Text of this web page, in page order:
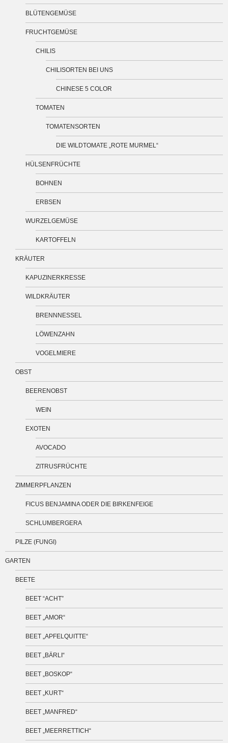
BLÜTENGEMÜSE
FRUCHTGEMÜSE
CHILIS
CHILISORTEN BEI UNS
CHINESE 5 COLOR
TOMATEN
TOMATENSORTEN
DIE WILDTOMATE „ROTE MURMEL“
HÜLSENFRÜCHTE
BOHNEN
ERBSEN
WURZELGEMÜSE
KARTOFFELN
KRÄUTER
KAPUZINERKRESSE
WILDKRÄUTER
BRENNNESSEL
LÖWENZAHN
VOGELMIERE
OBST
BEERENOBST
WEIN
EXOTEN
AVOCADO
ZITRUSFRÜCHTE
ZIMMERPFLANZEN
FICUS BENJAMINA ODER DIE BIRKENFEIGE
SCHLUMBERGERA
PILZE (FUNGI)
GARTEN
BEETE
BEET “ACHT”
BEET „AMOR“
BEET „APFELQUITTE“
BEET „BÄRLI“
BEET „BOSKOP“
BEET „KURT“
BEET „MANFRED“
BEET „MEERRETTICH“